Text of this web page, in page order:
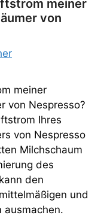
meiner
von
meiner
von Nespresso?
Ihres
von Nespresso
Milchschaum
des
den
und
ausmachen.